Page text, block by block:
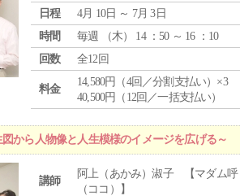
日程
4月 10日 ～ 7月 3日
時間
毎週 （木） 14 ：50 ～ 16 ：10
回数
全12回
料金
14,580円（4回／分割支払い）×3
40,500円（12回／一括支払い）
から人物像と人生模様のイメージを広げる～
講師
阿上（あかみ）淑子 【マダム呼
（ココ）】